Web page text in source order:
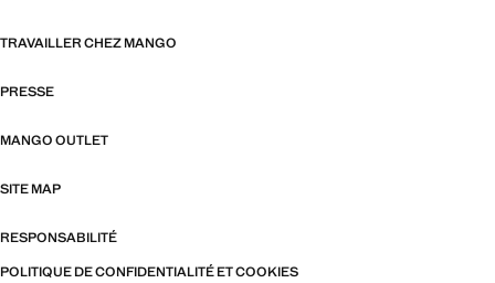
TRAVAILLER CHEZ MANGO
PRESSE
MANGO OUTLET
SITE MAP
RESPONSABILITÉ
POLITIQUE DE CONFIDENTIALITÉ ET COOKIES